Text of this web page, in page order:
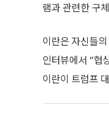
램과 관련한 구
이란은 자신들
인터뷰에서 “협
이란이 트럼프